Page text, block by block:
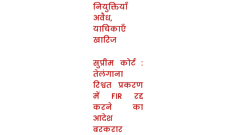
नियुक्तियाँ
अवैध,
याचिकाएँ
खारिज
सुप्रीम कोर्ट :
तेलंगाना
रिश्वत प्रकरण
में FIR रद्द
करने का
आदेश
बरकरार